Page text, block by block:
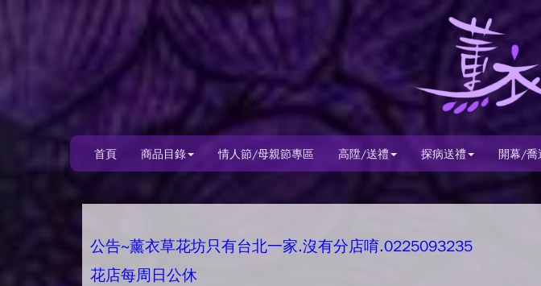
首頁 商品目錄 情人節/母親節專區 高陞/送禮 探病送禮 開幕/喬
公告~薰衣草花坊只有台北一家.沒有分店唷.0225093235
花店每周日公休